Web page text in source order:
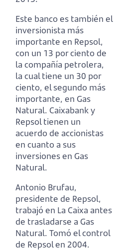
Este banco es también el
inversionista más
importante en Repsol,
con un 13 por ciento de
la compañía petrolera,
la cual tiene un 30 por
ciento, el segundo más
importante, en Gas
Natural. Caixabank y
Repsol tienen un
acuerdo de accionistas
en cuanto a sus
inversiones en Gas
Natural.
Antonio Brufau,
presidente de Repsol,
trabajó en La Caixa antes
de trasladarse a Gas
Natural. Tomó el control
de Repsol en 2004.